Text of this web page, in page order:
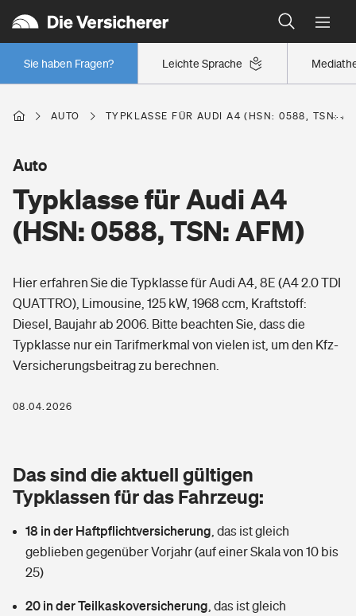
Leichte Sprache
Sie haben Fragen?
Wer versichert was: Jetzt Versicherer finden
Regionalklassen: So ist Ihre Region eingestuft
Wer versichert was: Jetzt Versicherer finden
Berufsunfähigkeitsversicherung
Erwerbsunfähigkeitsversicherung
Grundfähigkeitsversicherung
Arbeitsrechtsschutz
Berufshaftpflichtversicherung
Zur Übersicht
Tools
Wer versichert was: Jetzt Versicherer finden
Sie haben Fragen?
Wohnen
Elementarversicherung
Glasversicherung
Mietkautionsversicherung
Restkreditversicherung
Freizeit
Pri­vate Haft­pflicht­
Kinderunfall­ver­si­che­rung
Kinderinvalidität
Gesundheit
Private Krankenversicherung
Dread-Disease-Versicherung
Tierkrankenversicherung
Zur Übersicht
AUTO TYPKLASSE FÜR AUDI A4 (HSN: 0588, TSN:
Typklasse für Audi A4
(HSN: 0588, TSN: AFM)
Auto
Hier erfahren Sie die Typklasse für Audi A4, 8E (A4 2.0 TDI
QUATTRO), Limousine, 125 kW, 1968 ccm, Kraftstoff:
Diesel, Baujahr ab 2006. Bitte beachten Sie, dass die
Typklasse nur ein Tarifmerkmal von vielen ist, um den Kfz-
Versicherungsbeitrag zu berechnen.
08.04.2026
Das sind die aktuell gültigen
Typklassen für das Fahrzeug:
18 in der Haftpflichtversicherung das ist gleich
geblieben gegenüber Vorjahr (auf einer Skala von 10 bis
25)
20 in der Teilkaskoversicherung das ist gleich